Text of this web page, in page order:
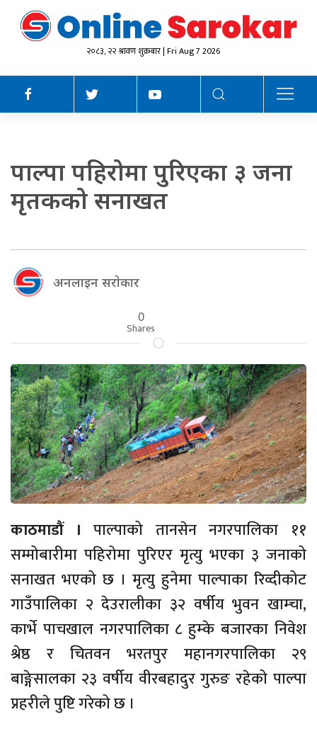
२०८३, २२ श्रावण शुक्रबार | Fri Aug 7 2026
पाल्पा पहिरोमा पुरिएका ३ जना
मृतकको सनाखत
अनलाइन सराेकार
0
Shares
काठमाडौं ।पाल्पाको तानसेन नगरपालिका ११
सम्मोबारीमा पहिरोमा पुरिएर मृत्यु भएका ३ जनाको
सनाखत भएको छ । मृत्यु हुनेमा पाल्पाका रिव्दीकोट
गाउँपालिका २ देउरालीका ३२ वर्षीय भुवन खाम्चा,
कार्भे पाचखाल नगरपालिका ८ हुम्के बजारका निवेश
श्रेष्ठ र चितवन भरतपुर महानगरपालिका २९
बाङ्गेसालका २३ वर्षीय वीरबहादुर गुरुङ रहेको पाल्पा
प्रहरीले पुष्टि गरेको छ ।